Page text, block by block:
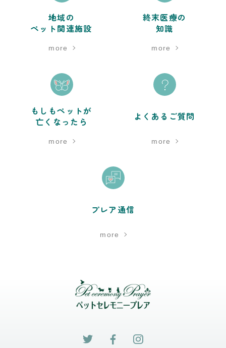
地域の
ペット関連施設
more
終末医療の
知識
more
もしもペットが
亡くなったら
more
よくあるご質問
more
プレア通信
more